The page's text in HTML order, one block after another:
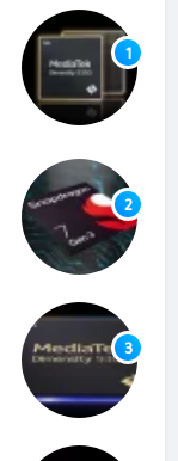
1
2
3